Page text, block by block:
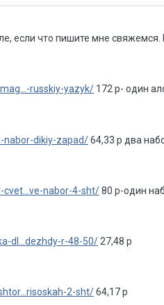
если что пишите мне свяжемся.
russkiy-yazyk/ 172 р- один
nabor-dikiy-zapad/64,33 р два
nabor-4-sht/80 р-один
dl...dezhdy-r-48-50/ 27,48 р
2-sht/64,17 р